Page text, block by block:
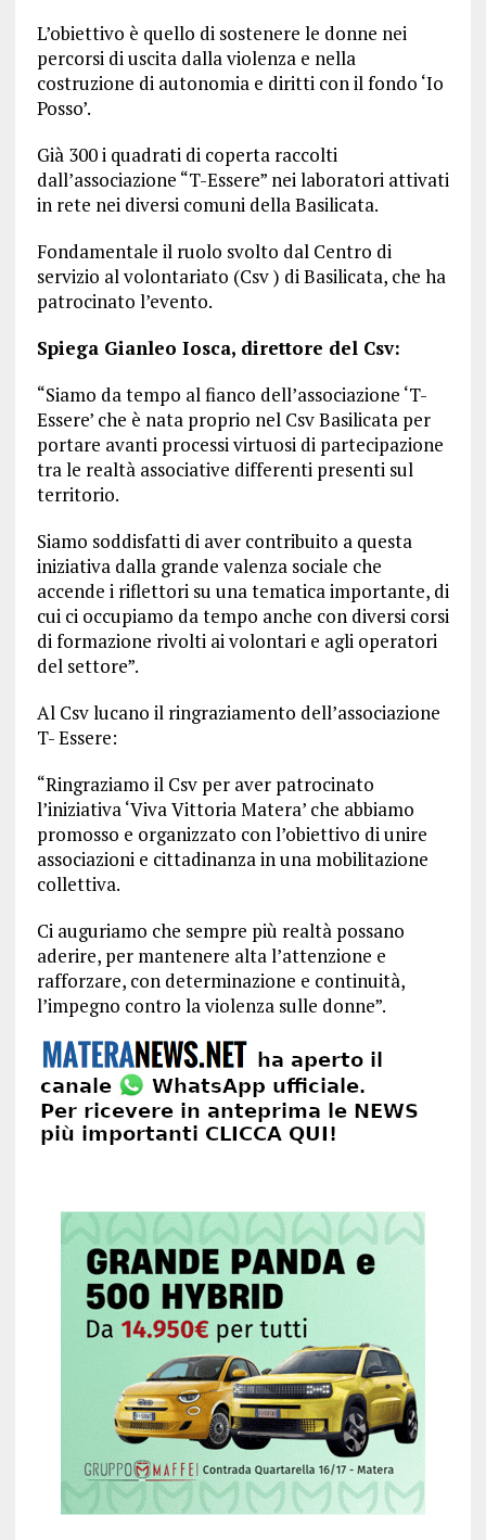
L’obiettivo è quello di sostenere le donne nei
percorsi di uscita dalla violenza e nella
costruzione di autonomia e diritti con il fondo ‘Io
Posso’.
Già 300 i quadrati di coperta raccolti
dall’associazione “T-Essere” nei laboratori attivati
in rete nei diversi comuni della Basilicata.
Fondamentale il ruolo svolto dal Centro di
servizio al volontariato (Csv ) di Basilicata, che ha
patrocinato l’evento.
Spiega Gianleo Iosca, direttore del Csv:
“Siamo da tempo al fianco dell’associazione ‘T-
Essere’ che è nata proprio nel Csv Basilicata per
portare avanti processi virtuosi di partecipazione
tra le realtà associative differenti presenti sul
territorio.
Siamo soddisfatti di aver contribuito a questa
iniziativa dalla grande valenza sociale che
accende i riflettori su una tematica importante, di
cui ci occupiamo da tempo anche con diversi corsi
di formazione rivolti ai volontari e agli operatori
del settore”.
Al Csv lucano il ringraziamento dell’associazione
T- Essere:
“Ringraziamo il Csv per aver patrocinato
l’iniziativa ‘Viva Vittoria Matera’ che abbiamo
promosso e organizzato con l’obiettivo di unire
associazioni e cittadinanza in una mobilitazione
collettiva.
Ci auguriamo che sempre più realtà possano
aderire, per mantenere alta l’attenzione e
rafforzare, con determinazione e continuità,
l’impegno contro la violenza sulle donne”.